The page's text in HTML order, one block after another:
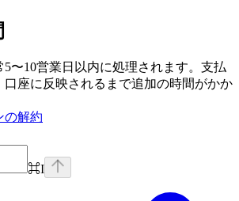
〜10営業日以内に処理されます。支払
口座に反映されるまで追加の時間がかか
の解約
⌘I